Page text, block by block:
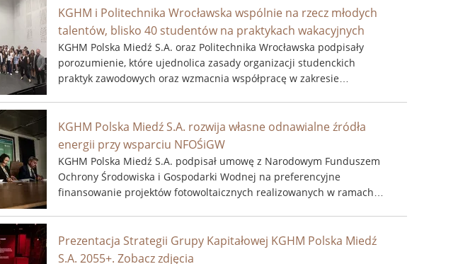
KGHM i Politechnika Wrocławska wspólnie na rzecz młodych
talentów, blisko 40 studentów na praktykach wakacyjnych
KGHM Polska Miedź S.A. oraz Politechnika Wrocławska podpisały
porozumienie, które ujednolica zasady organizacji studenckich
praktyk zawodowych oraz wzmacnia współpracę w zakresie
KGHM Polska Miedź S.A. rozwija własne odnawialne źródła
energii przy wsparciu NFOŚiGW
KGHM Polska Miedź S.A. podpisał umowę z Narodowym Funduszem
Ochrony Środowiska i Gospodarki Wodnej na preferencyjne
finansowanie projektów fotowoltaicznych realizowanych w ramach
Prezentacja Strategii Grupy Kapitałowej KGHM Polska Miedź
S.A. 2055+. Zobacz zdjęcia